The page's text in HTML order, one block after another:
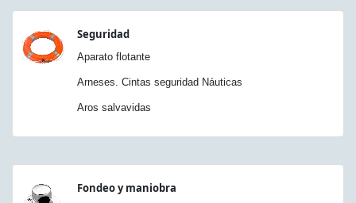
Seguridad
Aparato flotante
Arneses. Cintas seguridad Náuticas
Aros salvavidas
Fondeo y maniobra